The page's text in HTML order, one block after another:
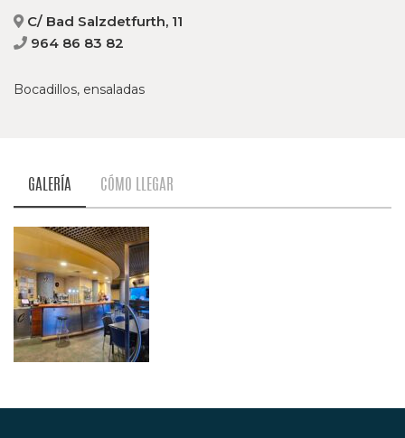
C/ Bad Salzdetfurth, 11
964 86 83 82
Bocadillos, ensaladas
GALERÍA CÓMO LLEGAR